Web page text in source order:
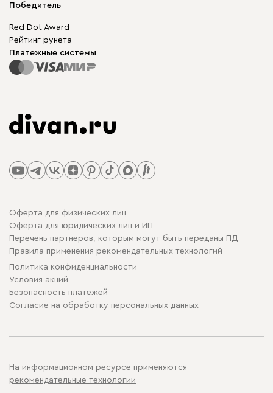
Мы в прессе
Победитель
Red Dot Award
Рейтинг рунета
Платежные системы
Оферта для физических лиц
Оферта для юридических лиц и ИП
Перечень партнеров, которым могут быть переданы ПД
Правила применения рекомендательных технологий
Политика конфиденциальности
Условия акций
Безопасность платежей
Cогласие на обработку персональных данных
На информационном ресурсе применяются
рекомендательные технологии